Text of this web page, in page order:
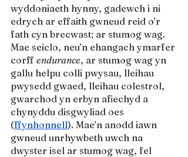
wyddoniaeth hynny, gadewch i ni
edrych ar effaith gwneud reid o’r
fath cyn brecwast; ar stumog wag.
Mae seiclo, neu’n ehangach ymarfer
corff endurance, ar stumog wag yn
gallu helpu colli pwysau, lleihau
pwysedd gwaed, lleihau colestrol,
gwarchod yn erbyn afiechyd a
chynyddu disgwyliad oes
(ffynhonnell). Mae’n anodd iawn
gwneud unrhywbeth uwch na
dwyster isel ar stumog wag, fel